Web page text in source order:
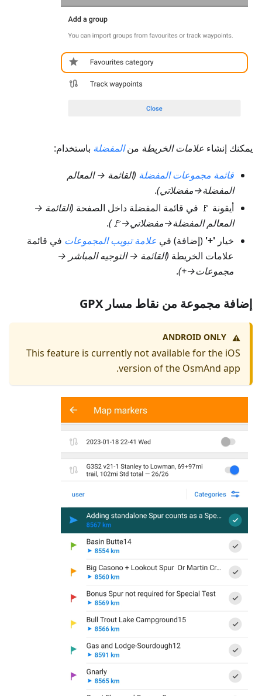
يمكنك إنشاء علامات الخريطة منالمفضلة باستخدام:
قائمة مجموعات المفضلة (القائمة → المعالم
المفضلة→مفضلاتي).
أيقونة 🚩 في قائمة المفضلة داخل الصفحة (القائمة →
المعالم المفضلة→مفضلاتي→🚩).
خيار '+' (إضافة) في علامة تبويب المجموعات في قائمة
علامات الخريطة (القائمة → التوجيه المباشر →
مجموعات→+)
.
إضافة مجموعة من نقاط مسار GPX
⚠️
ANDROID ONLY
This feature is currently not available for the iOS
version of the OsmAnd app.